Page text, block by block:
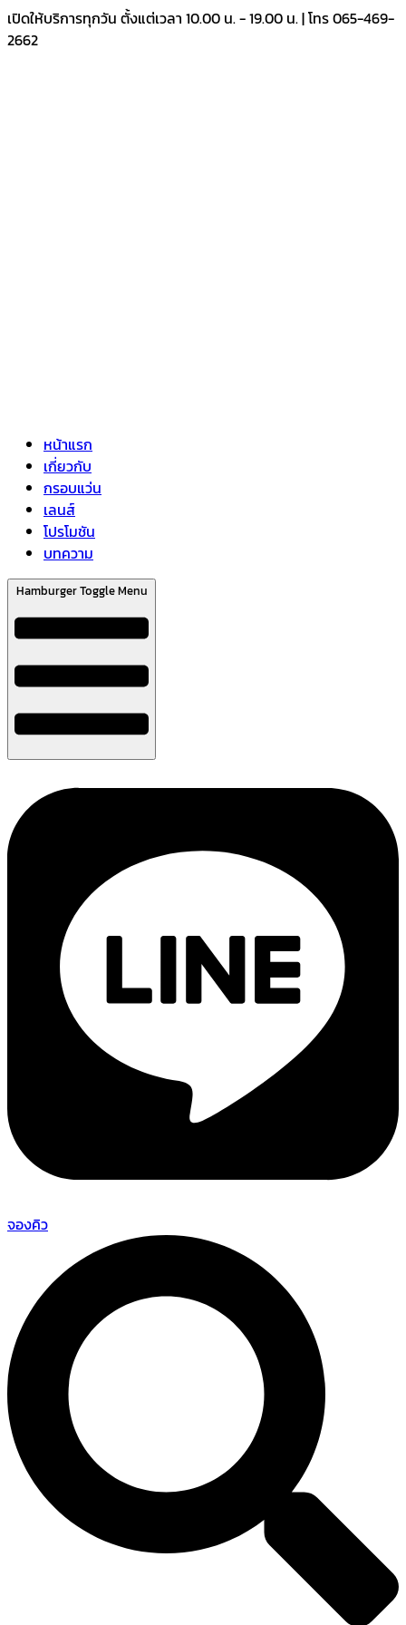
Skip
to
เปิดให้บริการทุกวัน ตั้งแต่เวลา 10.00 น. - 19.00 น. | โทร 065-469-
2662
หน้าแรก
เกี่ยวกับ
กรอบแว่น
เลนส์
โปรโมชัน
บทความ
Hamburger Toggle Menu
จองคิว